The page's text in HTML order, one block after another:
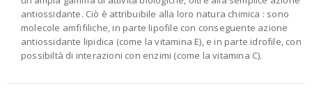
antiossidante. Ciò è attribuibile alla loro natura chimica : sono
molecole amfifiliche, in parte lipofile con conseguente azione
antiossidante lipidica (come la vitamina E), e in parte idrofile, con
possibiltà di interazioni con enzimi (come la vitamina C).